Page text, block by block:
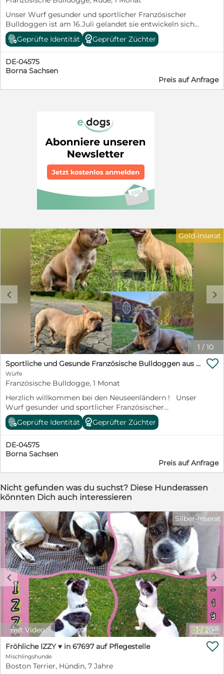
Unser Wurf gesunder und sportlicher Französischer
Bulldoggen ist am 16.Juli gelandet sie entwickeln sich
prächtig und wir vergeben nun unsere Termine zum
persönlichen Kennenlernen!
Geprüfte Identität Geprüfter Züchter
DE-04575
Borna Sachsen
Preis auf Anfrage
1 / 10
c d
Gold-Inserat
Sportliche und Gesunde Französische Bulldoggen aus seriöser Familienzucht.
Würfe
Französische Bulldogge, 1 Monat
Herzlich willkommen bei den Neuseenländern ! Unser
Wurf gesunder und sportlicher Französischer
Bulldoggen ist am 16.Juli gelandet sie entwickeln sich
prächtig und wir vergeben nun unsere Termine zum
persönlichen Kennenlernen! Wir bemühen uns eine
absolut transparente und informative Zucht
vorzustellen, da wir der Meinung sind, dass ein seriöser
Züchter alles offen darlegen kann und nichts zu
verheimlichen hat. www.Le-Bulldogs.de Beste Grüße

Geprüfte Identität Geprüfter Züchter
DE-04575
Borna Sachsen
Preis auf Anfrage
Nicht gefunden was du suchst? Diese Hunderassen
könnten Dich auch interessieren
1/20
c d
mit Video
Silber-Inserat
Fröhliche IZZY ♥️ in 67697 auf Pflegestelle
Mischlingshunde
Boston Terrier, Hündin, 7 Jahre
